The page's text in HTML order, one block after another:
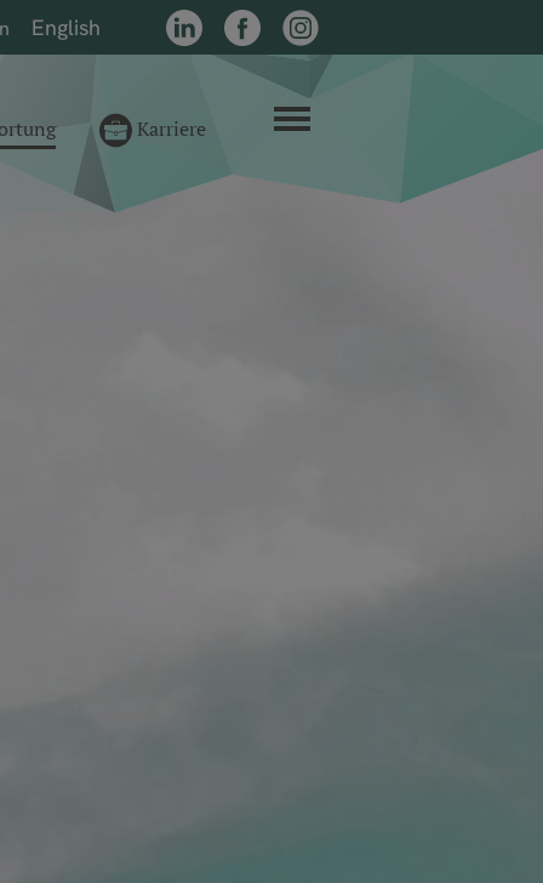
English
LinkedInFacebookInstagram
Karriere
Menü